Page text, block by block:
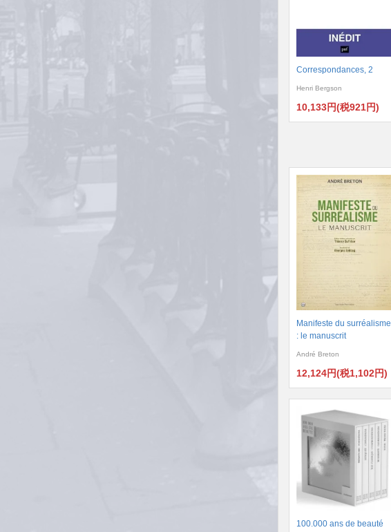
Correspondances, 2
Henri Bergson
10,133円(税921円)
Manifeste du surréalisme
: le manuscrit
André Breton
12,124円(税1,102円)
100.000 ans de beauté